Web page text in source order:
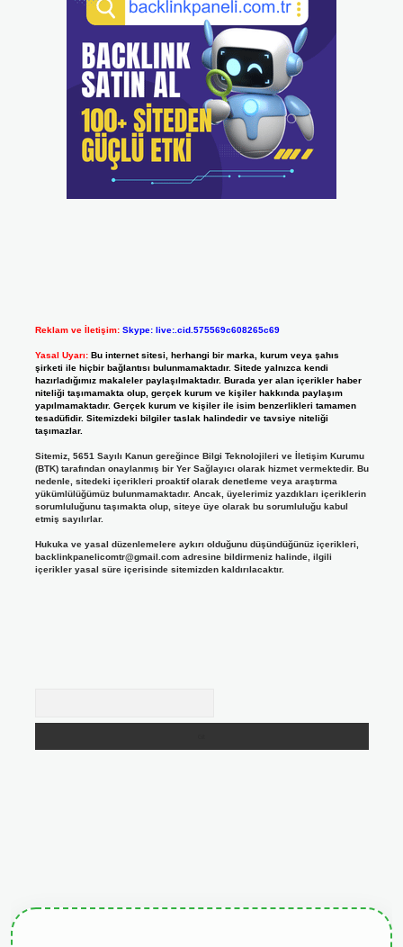
Reklam ve İletişim: Skype: live:.cid.575569c608265c69
Yasal Uyarı: Bu internet sitesi, herhangi bir marka, kurum veya şahıs
şirketi ile hiçbir bağlantısı bulunmamaktadır. Sitede yalnızca kendi
hazırladığımız makaleler paylaşılmaktadır. Burada yer alan içerikler haber
niteliği taşımamakta olup, gerçek kurum ve kişiler hakkında paylaşım
yapılmamaktadır. Gerçek kurum ve kişiler ile isim benzerlikleri tamamen
tesadüfidir. Sitemizdeki bilgiler taslak halindedir ve tavsiye niteliği
taşımazlar.
Sitemiz, 5651 Sayılı Kanun gereğince Bilgi Teknolojileri ve İletişim Kurumu
(BTK) tarafından onaylanmış bir Yer Sağlayıcı olarak hizmet vermektedir. Bu
nedenle, sitedeki içerikleri proaktif olarak denetleme veya araştırma
yükümlülüğümüz bulunmamaktadır. Ancak, üyelerimiz yazdıkları içeriklerin
sorumluluğunu taşımakta olup, siteye üye olarak bu sorumluluğu kabul
etmiş sayılırlar.
Hukuka ve yasal düzenlemelere aykırı olduğunu düşündüğünüz içerikleri,
backlinkpanelicomtr@gmail.comadresine bildirmeniz halinde, ilgili
içerikler yasal süre içerisinde sitemizden kaldırılacaktır.